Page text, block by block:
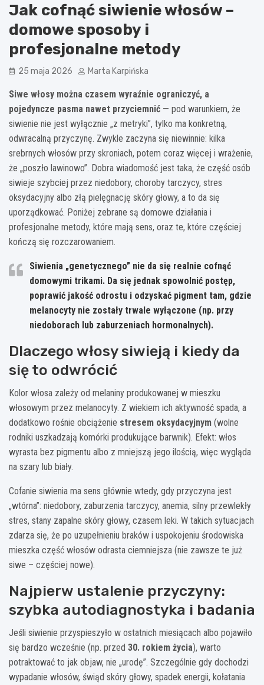
Jak cofnąć siwienie włosów –
domowe sposoby i
profesjonalne metody
25 maja 2026 Marta Karpińska
Siwe włosy można czasem wyraźnie ograniczyć, a
pojedyncze pasma nawet przyciemnić — pod warunkiem, że
siwienie nie jest wyłącznie „z metryki”, tylko ma konkretną,
odwracalną przyczynę. Zwykle zaczyna się niewinnie: kilka
srebrnych włosów przy skroniach, potem coraz więcej i wrażenie,
że „poszło lawinowo”. Dobra wiadomość jest taka, że część osób
siwieje szybciej przez niedobory, choroby tarczycy, stres
oksydacyjny albo złą pielęgnację skóry głowy, a to da się
uporządkować. Poniżej zebrane są domowe działania i
profesjonalne metody, które mają sens, oraz te, które częściej
kończą się rozczarowaniem.
Siwienia „genetycznego” nie da się realnie cofnąć
domowymi trikami. Da się jednak spowolnić postęp,
poprawić jakość odrostu i odzyskać pigment tam, gdzie
melanocyty nie zostały trwale wyłączone (np. przy
niedoborach lub zaburzeniach hormonalnych).
Dlaczego włosy siwieją i kiedy da
się to odwrócić
Kolor włosa zależy od melaniny produkowanej w mieszku
włosowym przez melanocyty. Z wiekiem ich aktywność spada, a
dodatkowo rośnie obciążenie stresem oksydacyjnym (wolne
rodniki uszkadzają komórki produkujące barwnik). Efekt: włos
wyrasta bez pigmentu albo z mniejszą jego ilością, więc wygląda
na szary lub biały.
Cofanie siwienia ma sens głównie wtedy, gdy przyczyna jest
„wtórna”: niedobory, zaburzenia tarczycy, anemia, silny przewlekły
stres, stany zapalne skóry głowy, czasem leki. W takich sytuacjach
zdarza się, że po uzupełnieniu braków i uspokojeniu środowiska
mieszka część włosów odrasta ciemniejsza (nie zawsze te już
siwe – częściej nowe).
Najpierw ustalenie przyczyny:
szybka autodiagnostyka i badania
Jeśli siwienie przyspieszyło w ostatnich miesiącach albo pojawiło
się bardzo wcześnie (np. przed 30. rokiem życia), warto
potraktować to jak objaw, nie „urodę”. Szczególnie gdy dochodzi
wypadanie włosów, świąd skóry głowy, spadek energii, kołatania